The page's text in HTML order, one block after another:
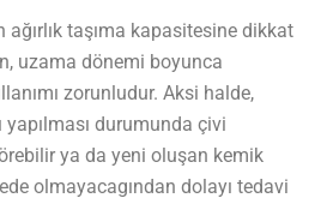
ağırlık taşıma kapasitesine dikkat
uzama dönemi boyunca
zorunludur. Aksi halde,
durumunda çivi
ya da yeni oluşan kemik
olmayacagından dolayı tedavi